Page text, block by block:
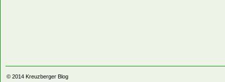
© 2014 Kreuzberger Blog